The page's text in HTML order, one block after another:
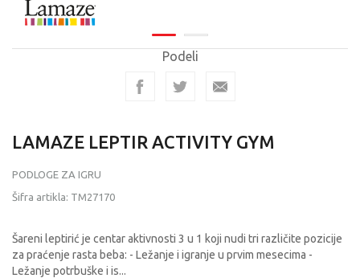
Podeli
LAMAZE LEPTIR ACTIVITY GYM
PODLOGE ZA IGRU
Šifra artikla: TM27170
Šareni leptirić je centar aktivnosti 3 u 1 koji nudi tri različite pozicije
za praćenje rasta beba: - Ležanje i igranje u prvim mesecima -
Ležanje potrbuške i is...